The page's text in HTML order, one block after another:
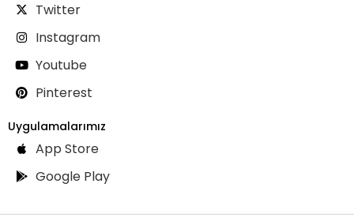
Twitter
Instagram
Youtube
Pinterest
Uygulamalarımız
App Store
Google Play